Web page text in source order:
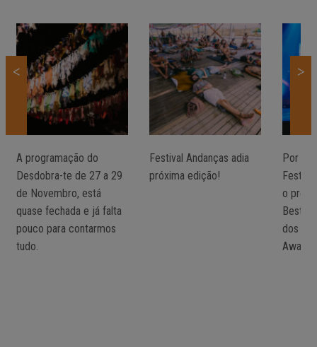
< >
A programação do
Desdobra-te de 27 a 29
de Novembro, está
quase fechada e já falta
pouco para contarmos
tudo.
Festival Andanças adia
próxima edição!
Por
o
Best
dos